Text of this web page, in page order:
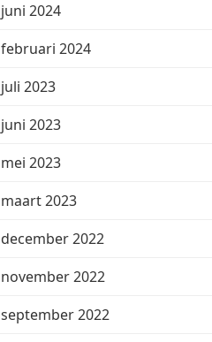
juni 2024
februari 2024
juli 2023
juni 2023
mei 2023
maart 2023
december 2022
november 2022
september 2022